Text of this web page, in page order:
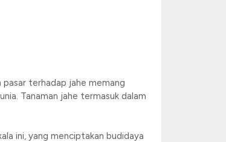
pasar terhadap jahe memang
Tanaman jahe termasuk dalam
ini, yang menciptakan budidaya